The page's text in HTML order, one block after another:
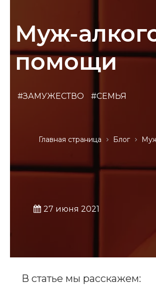
Главная страница Блог
Муж-
помощи
#ЗАМУЖЕСТВО #СЕМЬЯ
27 июня 2021
В статье мы расскажем: